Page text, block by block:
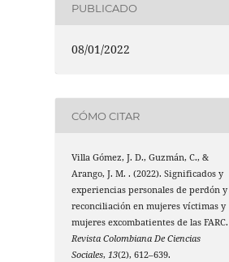
PUBLICADO
08/01/2022
CÓMO CITAR
Villa Gómez, J. D., Guzmán, C., &
Arango, J. M. . (2022). Significados y
experiencias personales de perdón y
reconciliación en mujeres víctimas y
mujeres excombatientes de las FARC.
Revista Colombiana De Ciencias
Sociales,13(2), 612–639.